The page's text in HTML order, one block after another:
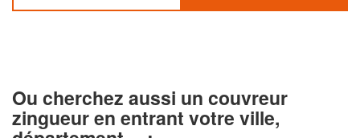
Ou cherchez aussi un couvreur
zingueur en entrant votre ville,